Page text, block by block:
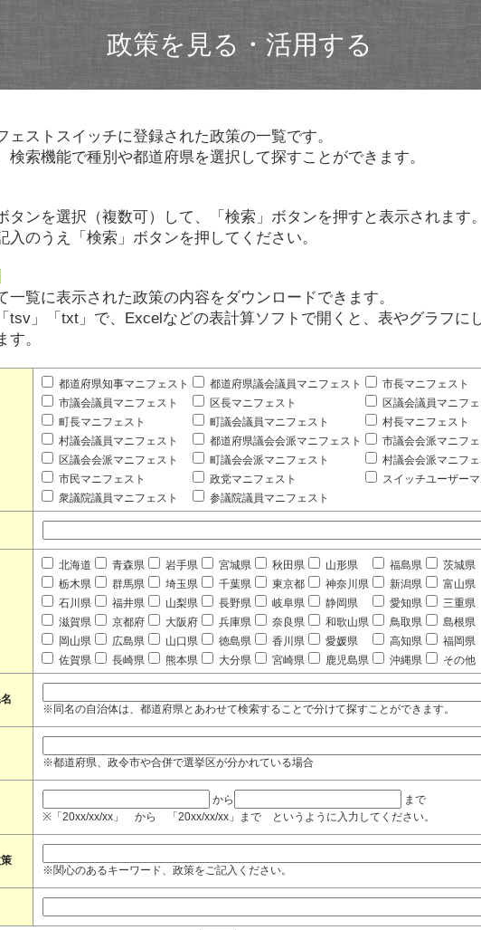
政策を見る・活用する
ェストスイッチに登録された政策の一覧です。
検索機能で種別や都道府県を選択して探すことができます。
タンを選択（複数可）して、「検索」ボタンを押すと表示されます。
入のうえ「検索」ボタンを押してください。
一覧に表示された政策の内容をダウンロードできます。
tsv」「txt」で、Excelなどの表計算ソフトで開くと、表やグラフに
。
都道府県知事マニフェスト 都道府県議会議員マニフェスト
市長マニフェスト
市議会議員マニフェスト
区長マニフェスト
区議会議員マニフェ
町長マニフェスト
町議会議員マニフェスト
村長マニフェスト
村議会議員マニフェスト
都道府県議会会派マニフェスト
市議会会派マニフェ
区議会会派マニフェスト
町議会会派マニフェスト
村議会会派マニフェ
市民マニフェスト
政党マニフェスト
スイッチユーザー
衆議院議員マニフェスト
参議院議員マニフェスト
北海道 青森県 岩手県 宮城県 秋田県 山形県 福島県
茨城県
栃木県
群馬県 埼玉県 千葉県 東京都 神奈川県 新潟県
富山県
石川県
福井県 山梨県 長野県 岐阜県 静岡県 愛知県
三重県
滋賀県
京都府 大阪府 兵庫県 奈良県 和歌山県 鳥取県
島根県
岡山県
広島県 山口県 徳島県 香川県 愛媛県 高知県
福岡県
佐賀県
長崎県 熊本県 大分県 宮崎県 鹿児島県 沖縄県 その他
※同名の自治体は、都道府県とあわせて検索することで分けて探すことができます。
※都道府県、政令市や合併で選挙区が分かれている場合
から
まで
※「20xx/xx/xx」 から 「20xx/xx/xx」まで というように入力してください。
※関心のあるキーワード、政策をご記入ください。